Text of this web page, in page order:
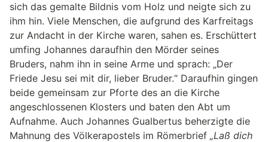
sich das gemalte Bildnis vom Holz und neigte sich zu
ihm hin. Viele Menschen, die aufgrund des Karfreitags
zur Andacht in der Kirche waren, sahen es. Erschüttert
umfing Johannes daraufhin den Mörder seines
Bruders, nahm ihn in seine Arme und sprach: „Der
Friede Jesu sei mit dir, lieber Bruder.“ Daraufhin gingen
beide gemeinsam zur Pforte des an die Kirche
angeschlossenen Klosters und baten den Abt um
Aufnahme. Auch Johannes Gualbertus beherzigte die
Mahnung des Völkerapostels im Römerbrief „Laß dich